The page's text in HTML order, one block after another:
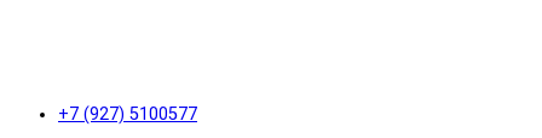
+7 (927) 5100577